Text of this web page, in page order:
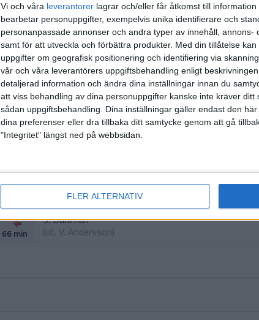
Vi och våra leverantorer lagrar och/eller får åtkomst till
bearbetar personuppgifter, exempelvis unika identifierare och
personanpassade annonser och andra typer av innehåll, annons-
samt för att utveckla och förbättra produkter. Med din tillåtelse
uppgifter om geografisk positionering och identifiering via
vår och våra leverantörers uppgiftsbehandling enligt
detaljerad information och ändra dina inställningar innan du
att viss behandling av dina personuppgifter kanske inte kräver
sådan uppgiftsbehandling. Dina inställningar gäller endast den
dina preferenser eller dra tillbaka ditt samtycke genom att gå
"Integritet" längst ned på webbsidan.
FLER ALTERNATIV
HÄNDELSER
1:a halvlek
2:a halvlek
66 min
S. Dahlman
(ut. V. Andersson)